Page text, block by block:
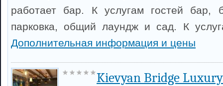
работает бар. К услугам гостей бар,
парковка, общий лаундж и сад. К
Дополнительная информация и цены
Kievyan Bridge